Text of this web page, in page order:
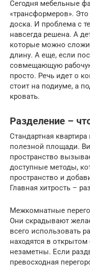
Сегодня мебельные
«трансформеров».
доска. И проблема с
навсегда решена. А
которые можно
длину. А еще, если
совмещающую
просто. Речь идет о
стоит на подиуме, а
кровать.
Разделение –
Стандартная
полезной площади.
пространство
доступные методы,
пространство и
Главная хитрость –
Межкомнатные
Они скрадывают
всего использовать
находятся в открытом
незаметны. Если
превосходная